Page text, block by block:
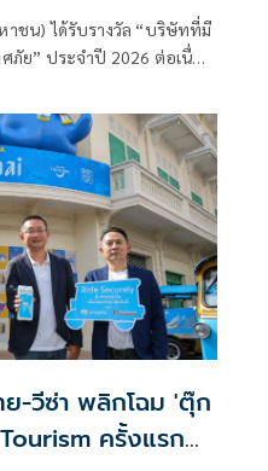
ชน) ได้รับรางวัล “บริษัทที่มี
ภัย” ประจำปี 2026 ต่อเนื่อง
ารใหญ่ ด้านรับประกันภัยและ
ารับรางวัลจากคุณวิทัย
ะเทศไทย และคุณสันติ วิริยะ
สารการเงินธนาคาร ร่วม
ณ โรงแรมสยาม เคมปินสกี้
-วีซ่า พลิกโฉม 'ตุ๊ก
ครั้งแรก